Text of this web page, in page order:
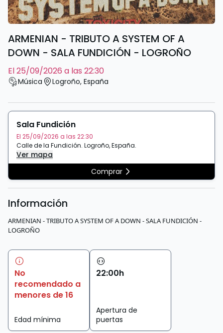
ARMENIAN - TRIBUTO A SYSTEM OF A
DOWN - SALA FUNDICIÓN - LOGROÑO
el 25/09/2026 a las 22:30
Música Logroño, España
Sala Fundición
El 25/09/2026 a las 22:30
Calle de la Fundición. Logroño,España.
Ver mapa
Comprar
Información
ARMENIAN - TRIBUTO A SYSTEM OF A DOWN - SALA FUNDICIÓN -
LOGROÑO
No
recomendado a
menores de 16
Edad mínima
22:00h
Apertura de
puertas